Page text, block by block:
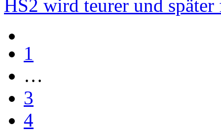
HS2 wird teurer und
1
…
3
4